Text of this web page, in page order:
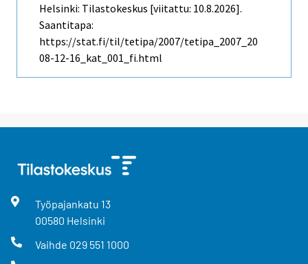
Helsinki: Tilastokeskus [viitattu: 10.8.2026].
Saantitapa:
https://stat.fi/til/tetipa/2007/tetipa_2007_20
08-12-16_kat_001_fi.html
Työpajankatu 13
00580 Helsinki
Vaihde 029 551 1000